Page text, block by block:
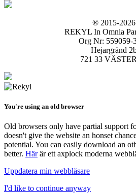
® 2015-2026
REKYL In Omnia
Org Nr: 559059-
Hejargränd
721 33
You're using an old browser
Old browsers only have partial support
doesn't give the website an honset
potential. You can easily download an
better. Härär ett axplock moderna
Uppdatera min webbläsare
I'd like to continue anyway